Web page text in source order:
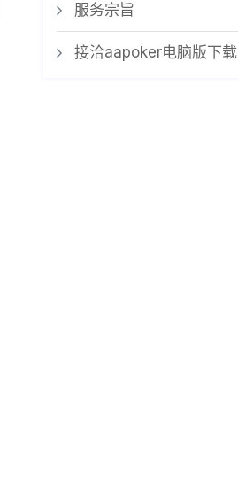
服务宗旨
接洽aapoker电脑版下载